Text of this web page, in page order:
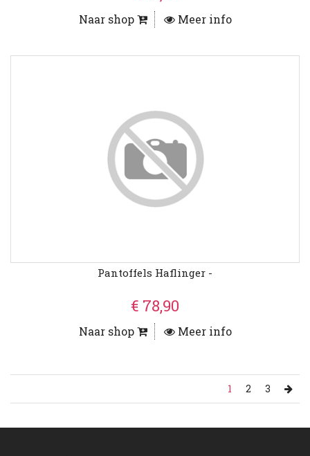
Naar shop Meer info
Pantoffels Haflinger -
€ 78,90
Naar shop Meer info
1 2 3